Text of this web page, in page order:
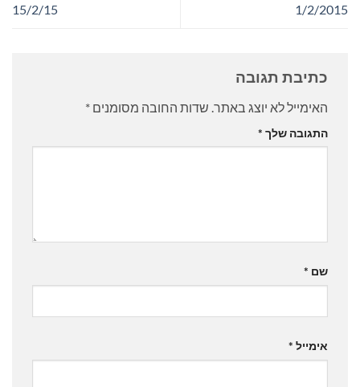
1/2/2015
15/2/15
כתיבת תגובה
האימייל לא יוצג באתר. שדות החובה מסומנים *
התגובה שלך *
שם *
אימייל *